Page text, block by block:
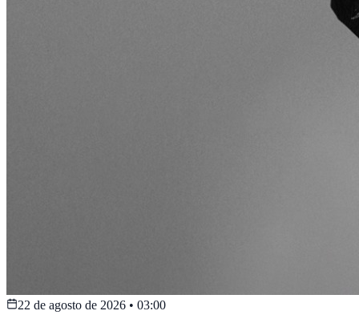
22 de agosto de 2026 • 03:00